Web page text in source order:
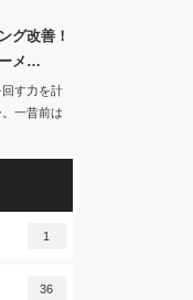
グ改善！
メ…
す力を計
一昔前は
1
36